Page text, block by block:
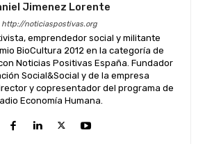
Jimenez Lorente
http://noticiaspostivas.org
emprendedor social y militante
BioCultura 2012 en la categoría de
Noticias Positivas España. Fundador
Social&Social y de la empresa
y copresentador del programa de
Economía Humana.